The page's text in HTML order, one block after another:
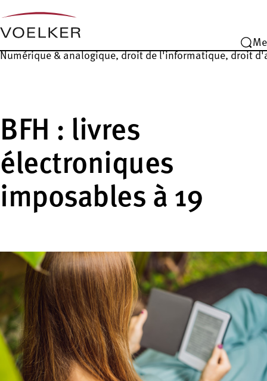
Numérique & analogique, droit de l'informatique, droit
BFH : livres
électroniques
imposables à 19